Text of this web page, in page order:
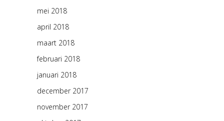
mei 2018
april 2018
maart 2018
februari 2018
januari 2018
december 2017
november 2017